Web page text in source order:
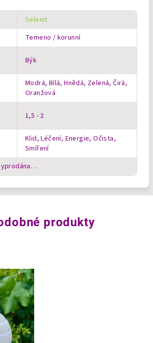
Selenit
Temeno / korunní
Býk
Modrá, Bílá, Hnědá, Zelená, Čirá,
Oranžová
1,5 - 2
Klid, Léčení, Energie, Očista,
Smíření
produkty